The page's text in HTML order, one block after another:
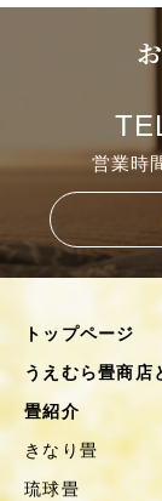
営業
トップページ
うえむら畳商店
畳紹介
きなり畳
琉球畳